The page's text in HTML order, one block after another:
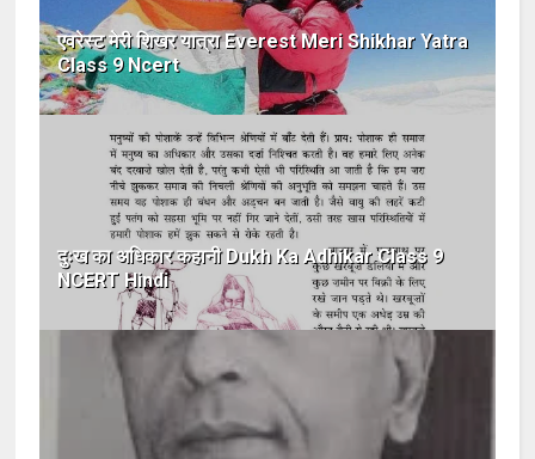
एवरेस्ट मेरी शिखर यात्रा Everest Meri Shikhar Yatra
Class 9 Ncert
दुःख का अधिकार कहानी Dukh Ka Adhikar Class 9
NCERT Hindi